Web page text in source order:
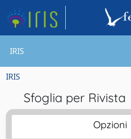
IRIS
IRIS
Sfoglia per Rivista
Opzioni